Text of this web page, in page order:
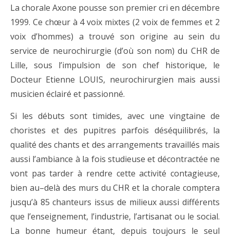
La chorale Axone pousse son premiercri en décembre
1999. Ce chœurà 4 voix mixtes (2 voix de femmeset 2
voix d’hommes) a trouvé son origine au sein du
service de neurochirurgie (d’où son nom)du CHR de
Lille, sous l’impulsion de son chef historique, le
Docteur Etienne LOUIS, neurochirurgien mais aussi
musicien éclairé et passionné.
Si les débuts sont timides, avec une vingtaine de
choristes et des pupitres parfois déséquilibrés, la
qualité des chants et des arrangements travaillés mais
aussi l’ambiance à la fois studieuse et décontractée ne
vont pas tarder à rendre cette activité contagieuse,
bien au–delà des murs du CHR et la chorale comptera
jusqu’à 85 chanteurs issus de milieux aussi différents
que l’enseignement, l’industrie, l’artisanat ou le social.
La bonne humeur étant, depuis toujours le seul